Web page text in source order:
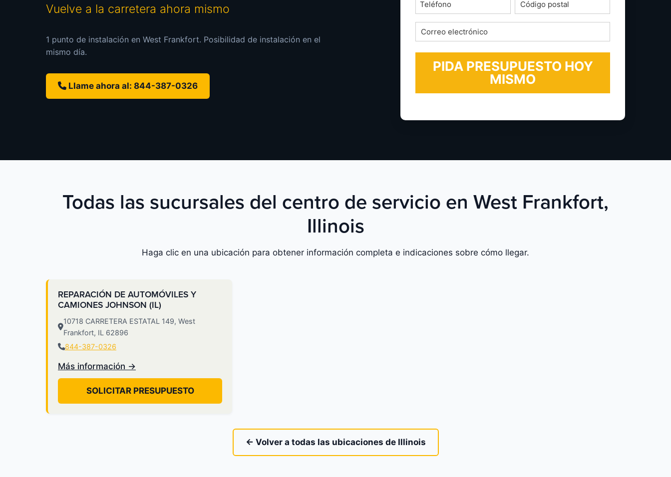
Vuelve a la carretera ahora mismo
1 punto de instalación en West Frankfort. Posibilidad de instalación en el
mismo día.
Llame ahora al: 844-387-0326
*
postal
Correo
electrónico
*
Todas las sucursales del centro de servicio en West Frankfort,
Illinois
Haga clic en una ubicación para obtener información completa e indicaciones sobre cómo llegar.
REPARACIÓN DE AUTOMÓVILES Y
CAMIONES JOHNSON (IL)
10718 CARRETERA ESTATAL 149, West
Frankfort, IL 62896
844-387-0326
Más información →
SOLICITAR PRESUPUESTO
← Volver a todas las ubicaciones de Illinois